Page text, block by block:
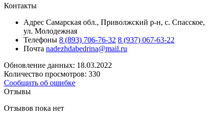
Контакты
Адрес Самарская обл., Приволжский р-н, с. Спасское,
ул. Молодежная
Телефоны 8 (893) 706-76-32 8 (937) 067-63-22
Почта nadezhdabedrina@mail.ru
Обновление данных: 18.03.2022
Количество просмотров: 330
Сообщить об ошибке
Отзывы
Отзывов пока нет